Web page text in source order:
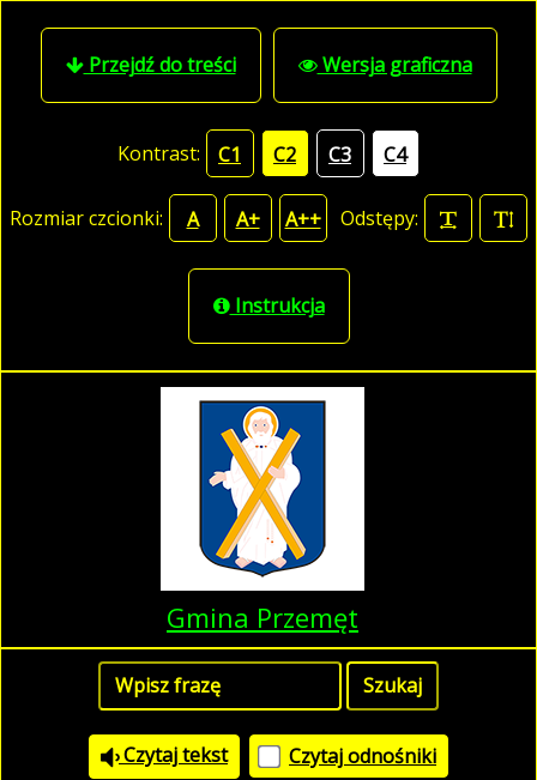
Przejdź do treści Wersja graficzna
Kontrast: C1 C2 C3 C4
Rozmiar czcionki: A A+ A++ Odstępy:
Instrukcja
Gmina Przemęt
Czytaj tekst Czytaj odnośniki